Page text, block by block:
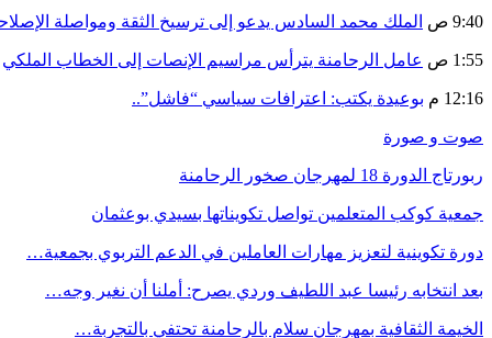
9:40 ص الملك محمد السادس يدعو إلى ترسيخ الثقة ومواصلة
1:55 ص عامل الرحامنة يترأس مراسيم الإنصات إلى الخطاب الملكي
12:16 م بوعيدة يكتب: اعترافات سياسي “فاشل”..
صوت و صورة
ربورتاج الدورة 18 لمهرجان صخور الرحامنة
جمعية كوكب المتعلمين تواصل تكويناتها بسيدي بوعثمان
دورة تكوينية لتعزيز مهارات العاملين في الدعم التربوي بجمعية…
بعد انتخابه رئيسا عبد اللطيف وردي يصرح: أملنا أن نغير وجه…
الخيمة الثقافية بمهرجان سلام بالرحامنة تحتفي بالتجربة…